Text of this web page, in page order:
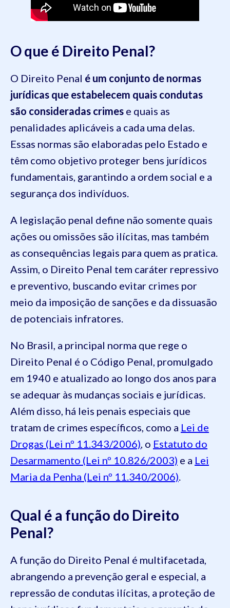
O que é Direito Penal?
O Direito Penal é um conjunto de normas
jurídicas que estabelecem quais condutas
são consideradas crimes e quais as
penalidades aplicáveis a cada uma delas.
Essas normas são elaboradas pelo Estado e
têm como objetivo proteger bens jurídicos
fundamentais, garantindo a ordem social e a
segurança dos indivíduos.
A legislação penal define não somente quais
ações ou omissões são ilícitas, mas também
as consequências legais para quem as pratica.
Assim, o Direito Penal tem caráter repressivo
e preventivo, buscando evitar crimes por
meio da imposição de sanções e da dissuasão
de potenciais infratores.
No Brasil, a principal norma que rege o
Direito Penal é o Código Penal, promulgado
em 1940 e atualizado ao longo dos anos para
se adequar às mudanças sociais e jurídicas.
Além disso, há leis penais especiais que
tratam de crimes específicos, como a Lei de
Drogas (Lei nº 11.343/2006), o Estatuto do
Desarmamento (Lei nº 10.826/2003) e a Lei
Maria da Penha (Lei nº 11.340/2006).
Qual é a função do Direito
Penal?
A função do Direito Penal é multifacetada,
abrangendo a prevenção geral e especial, a
repressão de condutas ilícitas, a proteção de